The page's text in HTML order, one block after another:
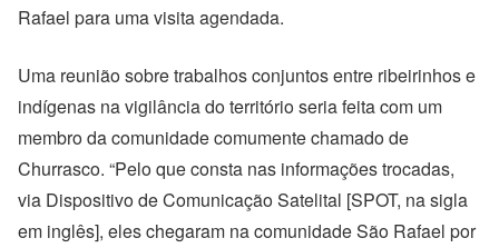
Rafael para uma visita agendada.
Uma reunião sobre trabalhos conjuntos entre ribeirinhos e
indígenas na vigilância do território seria feita com um
membro da comunidade comumente chamado de
Churrasco. “Pelo que consta nas informações trocadas,
via Dispositivo de Comunicação Satelital [SPOT, na sigla
em inglês], eles chegaram na comunidade São Rafael por